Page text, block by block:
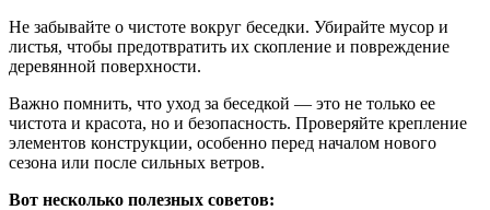
Не забывайте о чистоте вокруг беседки. Убирайте мусор и
листья, чтобы предотвратить их скопление и повреждение
деревянной поверхности.
Важно помнить, что уход за беседкой — это не только ее
чистота и красота, но и безопасность. Проверяйте крепление
элементов конструкции, особенно перед началом нового
сезона или после сильных ветров.
Вот несколько полезных советов: